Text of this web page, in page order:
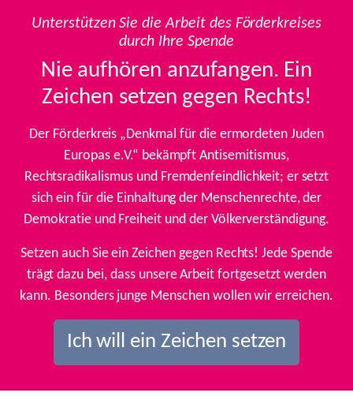
Unterstützen Sie die Arbeit des Förderkreises
durch Ihre Spende
Nie aufhören anzufangen. Ein
Zeichen setzen gegen Rechts!
Der Förderkreis „Denkmal für die ermordeten Juden
Europas e.V.“ bekämpft Antisemitismus,
Rechtsradikalismus und Fremdenfeindlichkeit; er setzt
sich ein für die Einhaltung der Menschenrechte, der
Demokratie und Freiheit und der Völkerverständigung.
Setzen auch Sie ein Zeichen gegen Rechts! Jede Spende
trägt dazu bei, dass unsere Arbeit fortgesetzt werden
kann. Besonders junge Menschen wollen wir erreichen.
Ich will ein Zeichen setzen